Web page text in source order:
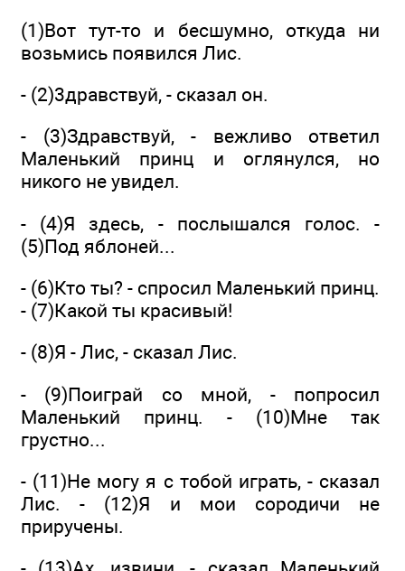
(1)Вот тут-то и бесшумно, откуда ни
возьмись появился Лис.
- (2)3дравствуй, - сказал он.
- (3)Здравствуй, - вежливо ответил
Маленький принц и оглянулся, но
никого не увидел.
- (4)Я здесь, - послышался голос. -
(5)Под яблоней...
- (6)Кто ты? - спросил Маленький принц.
- (7)Какой ты красивый!
- (8)Я - Лис, - сказал Лис.
- (9)Поиграй со мной, - попросил
Маленький принц. - (10)Мне так
грустно...
- (11)Не могу я с тобой играть, - сказал
Лис. - (12)Я и мои сородичи не
приручены.